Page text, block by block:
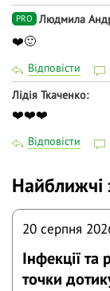
PRO Людмила
❤️🙂
Відповісти
Лідія Ткаченко
❤️❤️❤️
Відповісти
Найближчі
20 серпня
Інфекції
точки